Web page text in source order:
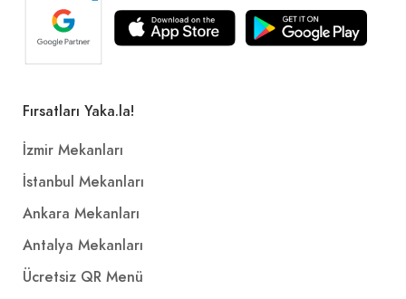
Fırsatları Yaka.la!
İzmir Mekanları
İstanbul Mekanları
Ankara Mekanları
Antalya Mekanları
Ücretsiz QR Menü